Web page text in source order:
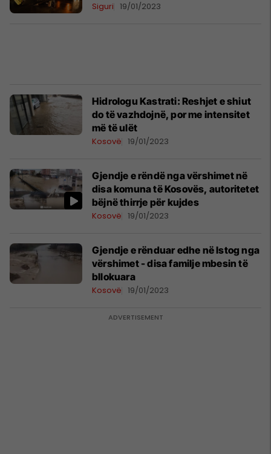
Siguri 19/01/2023
Hidrologu Kastrati: Reshjet e shiut
do të vazhdojnë, por me intensitet
më të ulët
Kosovë 19/01/2023
Gjendje e rëndë nga vërshimet në
disa komuna të Kosovës, autoritetet
bëjnë thirrje për kujdes
Kosovë 19/01/2023
Gjendje e rënduar edhe në Istog nga
vërshimet - disa familje mbesin të
bllokuara
Kosovë 19/01/2023